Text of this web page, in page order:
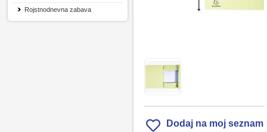
Rojstnodnevna zabava
Dodaj na moj seznam